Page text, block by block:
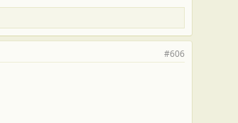
#606